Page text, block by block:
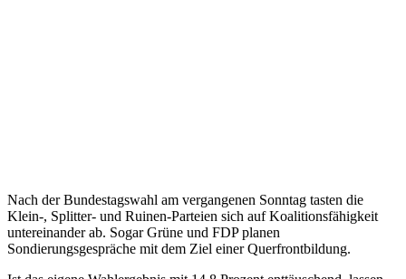
Nach der Bundestagswahl am vergangenen Sonntag tasten die
Klein-, Splitter- und Ruinen-Parteien sich auf Koalitionsfähigkeit
untereinander ab. Sogar Grüne und FDP planen
Sondierungsgespräche mit dem Ziel einer Querfrontbildung.